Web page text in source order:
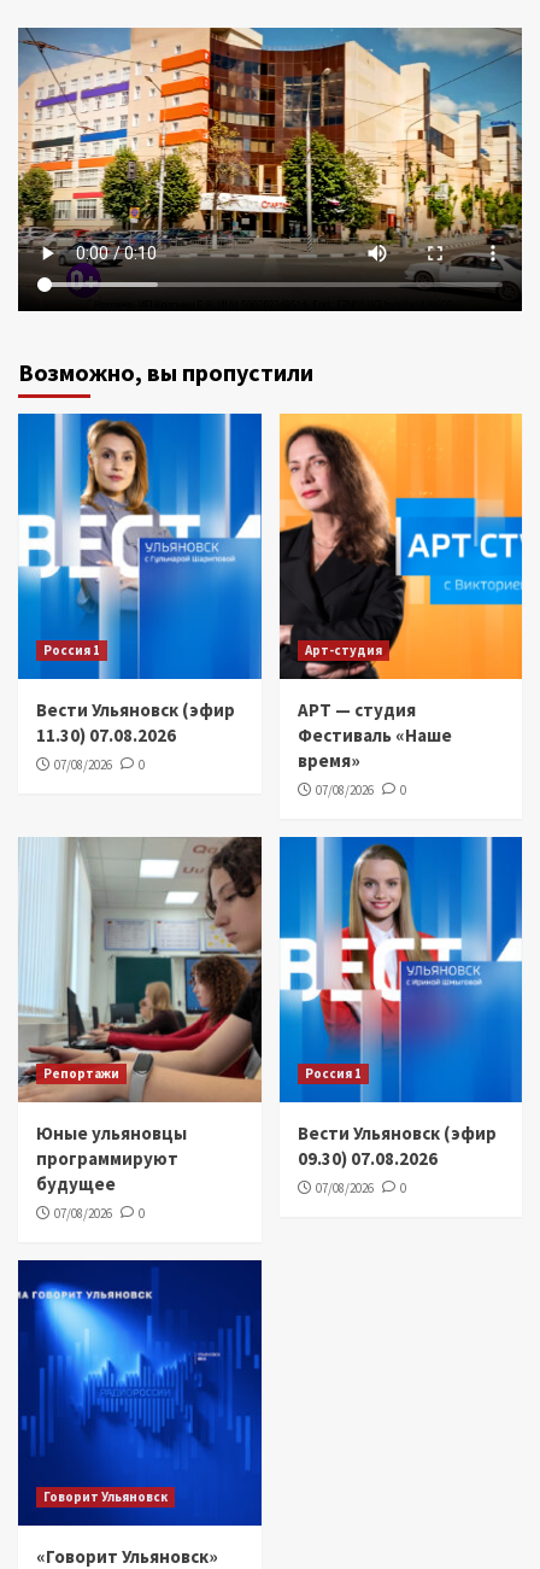
Возможно, вы пропустили
Россия 1
Вести Ульяновск (эфир
11.30) 07.08.2026
07/08/2026 0
Арт-студия
АРТ — студия
Фестиваль «Наше
время»
07/08/2026 0
Репортажи
Юные ульяновцы
программируют
будущее
07/08/2026 0
Россия 1
Вести Ульяновск (эфир
09.30) 07.08.2026
07/08/2026 0
Говорит Ульяновск
«Говорит Ульяновск»